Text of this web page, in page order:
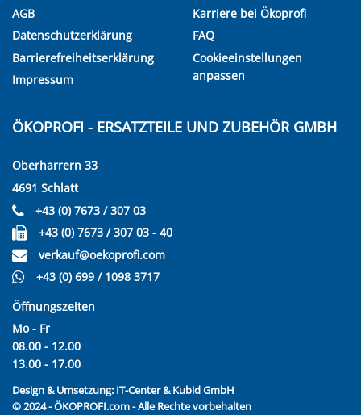
AGB
Datenschutzerklärung
Barrierefreiheitserklärung
Impressum
Karriere bei Ökoprofi
FAQ
Cookieeinstellungen
anpassen
ÖKOPROFI - ERSATZTEILE UND ZUBEHÖR GMBH
Oberharrern 33
4691 Schlatt
+43 (0) 7673 / 307 03
+43 (0) 7673 / 307 03 - 40
verkauf@oekoprofi.com
+43 (0) 699 / 1098 3717
Öffnungszeiten
Mo - Fr
08.00 - 12.00
13.00 - 17.00
Design & Umsetzung: IT-Center & Kubid GmbH
© 2024 - ÖKOPROFI.com - Alle Rechte vorbehalten